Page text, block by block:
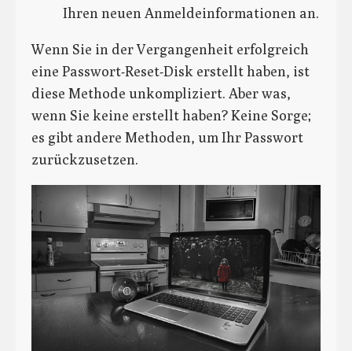
Ihren neuen Anmeldeinformationen an.
Wenn Sie in der Vergangenheit erfolgreich
eine Passwort-Reset-Disk erstellt haben, ist
diese Methode unkompliziert. Aber was,
wenn Sie keine erstellt haben? Keine Sorge;
es gibt andere Methoden, um Ihr Passwort
zurückzusetzen.